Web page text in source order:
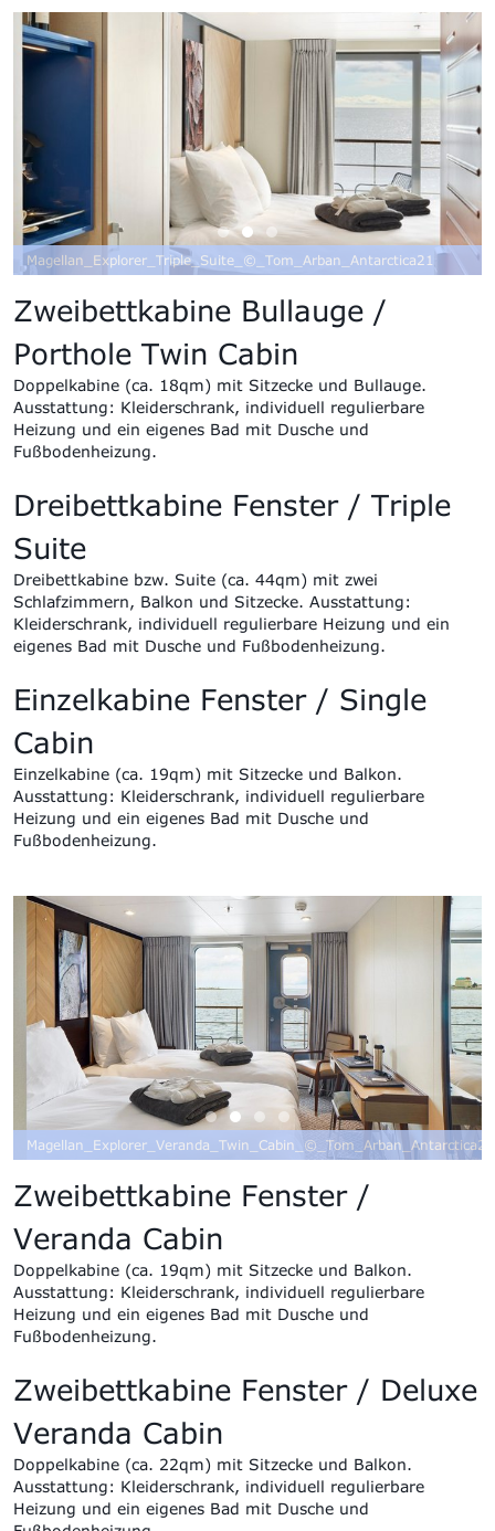
Magellan_Explorer_Triple_Suite_©_Tom_Arban_Antarctica21
Zweibettkabine Bullauge /
Porthole Twin Cabin
Doppelkabine (ca. 18qm) mit Sitzecke und Bullauge.
Ausstattung: Kleiderschrank, individuell regulierbare
Heizung und ein eigenes Bad mit Dusche und
Fußbodenheizung.
Dreibettkabine Fenster / Triple
Suite
Dreibettkabine bzw. Suite (ca. 44qm) mit zwei
Schlafzimmern, Balkon und Sitzecke. Ausstattung:
Kleiderschrank, individuell regulierbare Heizung und ein
eigenes Bad mit Dusche und Fußbodenheizung.
Einzelkabine Fenster / Single
Cabin
Einzelkabine (ca. 19qm) mit Sitzecke und Balkon.
Ausstattung: Kleiderschrank, individuell regulierbare
Heizung und ein eigenes Bad mit Dusche und
Fußbodenheizung.
Magellan_Explorer_Veranda_Twin_Cabin_©_Tom_Arban_Antarctica21
Zweibettkabine Fenster /
Veranda Cabin
Doppelkabine (ca. 19qm) mit Sitzecke und Balkon.
Ausstattung: Kleiderschrank, individuell regulierbare
Heizung und ein eigenes Bad mit Dusche und
Fußbodenheizung.
Zweibettkabine Fenster / Deluxe
Veranda Cabin
Doppelkabine (ca. 22qm) mit Sitzecke und Balkon.
Ausstattung: Kleiderschrank, individuell regulierbare
Heizung und ein eigenes Bad mit Dusche und